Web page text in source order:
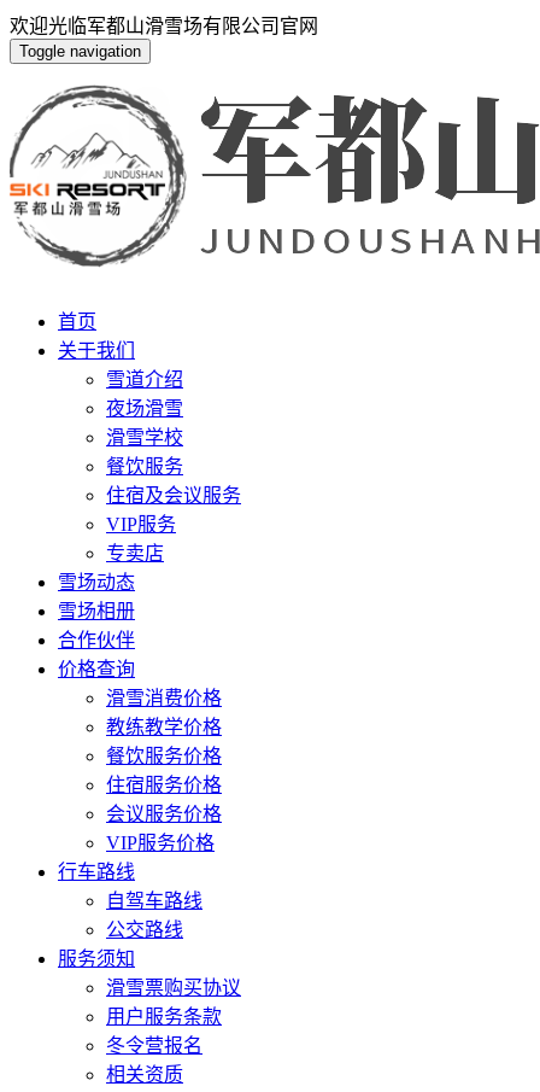
欢迎光临军都山滑雪场有限公司官网
Toggle navigation
首页
关于我们
雪道介绍
夜场滑雪
滑雪学校
餐饮服务
住宿及会议服务
VIP服务
专卖店
雪场动态
雪场相册
合作伙伴
价格查询
滑雪消费价格
教练教学价格
餐饮服务价格
住宿服务价格
会议服务价格
VIP服务价格
行车路线
自驾车路线
公交路线
服务须知
滑雪票购买协议
用户服务条款
冬令营报名
相关资质